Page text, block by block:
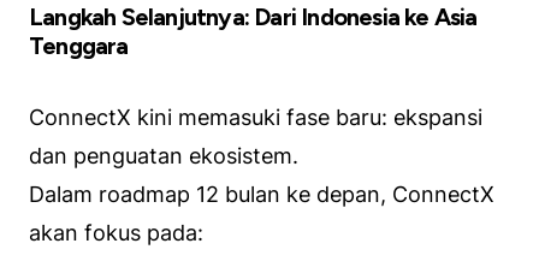
Langkah Selanjutnya: Dari Indonesia ke Asia
Tenggara
ConnectX kini memasuki fase baru: ekspansi
dan penguatan ekosistem.
Dalam roadmap 12 bulan ke depan, ConnectX
akan fokus pada: